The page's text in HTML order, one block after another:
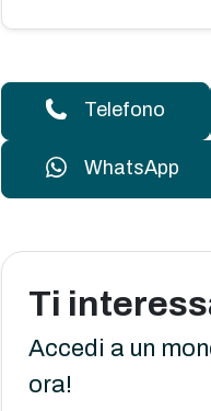
Telefono
WhatsApp
Ti
Accedi a un
ora!